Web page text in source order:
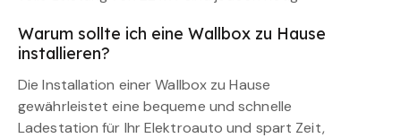
Warum sollte ich eine Wallbox zu Hause
installieren?
Die Installation einer Wallbox zu Hause
gewährleistet eine bequeme und schnelle
Ladestation für Ihr Elektroauto und spart Zeit,